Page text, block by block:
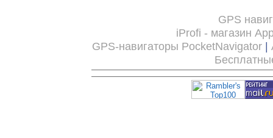
GPS
iProfi - магазин
GPS-навигаторы PocketNavigator |